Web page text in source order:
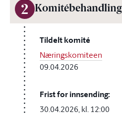
2 Komitébehandling
Tildelt komité
Næringskomiteen
09.04.2026
Frist for innsending:
30.04.2026, kl. 12:00